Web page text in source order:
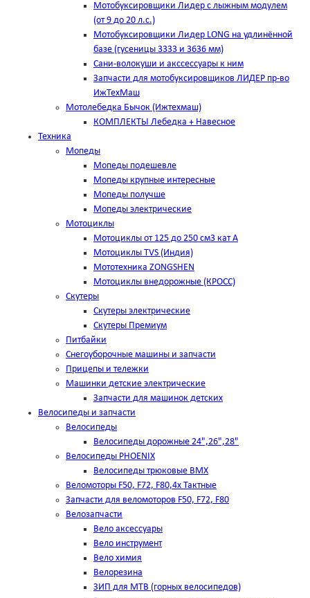
Мотобуксировщики Лидер с лыжным модулем
(от 9 до 20 л.с.)
Мотобуксировщики Лидер LONG на удлинённой
базе (гусеницы 3333 и 3636 мм)
Сани-волокуши и акссессуары к ним
Запчасти для мотобуксировщиков ЛИДЕР пр-во
ИжТехМаш
Мотолебедка Бычок (Ижтехмаш)
КОМПЛЕКТЫ Лебедка + Навесное
Техника
Мопеды
Мопеды подешевле
Мопеды крупные интересные
Мопеды получше
Мопеды электрические
Мотоциклы
Мотоциклы от 125 до 250 см3 кат А
Мотоциклы TVS (Индия)
Мототехника ZONGSHEN
Мотоциклы внедорожные (КРОСС)
Скутеры
Скутеры электрические
Скутеры Премиум
Питбайки
Снегоуборочные машины и запчасти
Прицепы и тележки
Машинки детские электрические
Запчасти для машинок детских
Велосипеды и запчасти
Велосипеды
Велосипеды дорожные 24",26",28"
Велосипеды PHOENIX
Велосипеды трюковые BMX
Веломоторы F50, F72, F80,4х Тактные
Запчасти для веломоторов F50, F72, F80
Велозапчасти
Вело аксессуары
Вело инструмент
Вело химия
Велорезина
ЗИП для MTB (горных велосипедов)